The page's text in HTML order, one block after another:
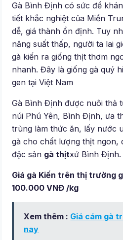
Gà Bình Định có sức đề
tiết khắc nghiệt của Miền
dễ, giá thành ổn định. Tuy
năng suất thấp, người ta lai
gà kiến ra giống thịt thơm
nhanh. Đây là giống gà quý
gen tại Việt Nam
Gà Bình Định được nuôi thả
núi Phú Yên, Bình Định, ưa
trùng làm thức ăn, lấy nước
gà cho chất lượng thịt ngon,
đặc sản gà thịtxứ Bình Định.
Giá gà Kiến trên thị trường
100.000 VNĐ /kg
Xem thêm : Giá cám gà
nay